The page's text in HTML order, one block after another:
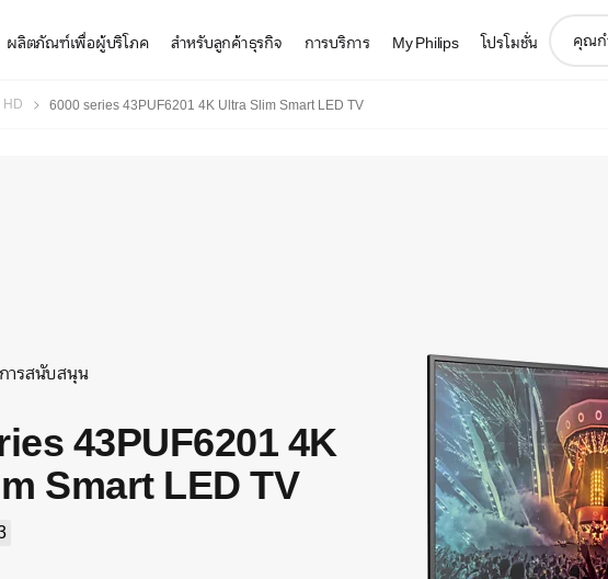
ผลิตภัณฑ์เพื่อผู้บริโภค สำหรับลูกค้าธุรกิจ การบริการ My Philips โปรโมชั่น
search
6000 series 43PUF6201 4K Ultra Slim Smart LED TV
ารสนับสนุน
43PUF6201 4K
Smart LED TV